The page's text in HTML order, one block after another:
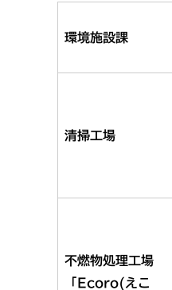
環境施設課
清掃工場
不燃物処理工場
「Ecoro(えこ